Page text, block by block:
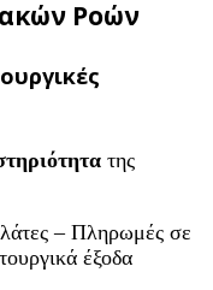
Ροών
της
– Πληρωμές σε
έξοδα